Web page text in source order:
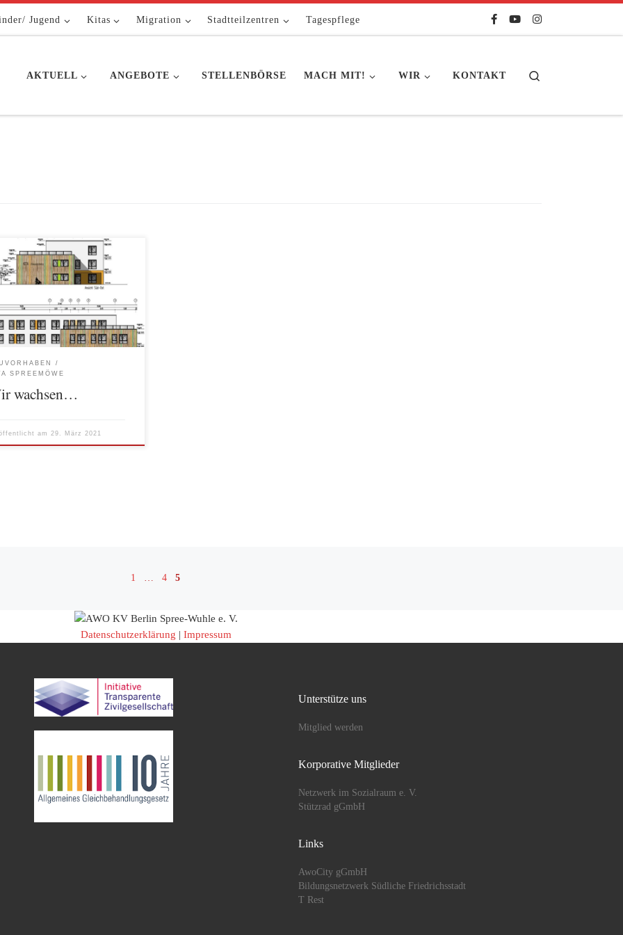
Jugend Kitas Migration Stadtteilzentren Tagespflege
AKTUELL ANGEBOTE STELLENBÖRSE MACH MIT! WIR KONTAKT
ist es nun so weit und die
Bauarbeiten für unsere neue
auf Alt-Stralau haben begonnen.
Glasbläserallee 7, 10245 Berlin
eine neue Kita mit Platz für
135 Kindern. Zum Gebäude
weiterhin ein Garten, der
und Interessen von
SPREEMÖWE
wachsen…
am29. März 2021
1 … 4 5
Datenschutzerklärung | Impressum
Unterstütze uns
Mitglied werden
Korporative Mitglieder
Netzwerk im Sozialraum e. V.
Stützrad gGmbH
Links
AwoCity gGmbH
Bildungsnetzwerk Südliche Friedrichsstadt
T Rest